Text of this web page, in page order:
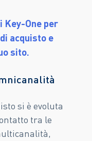
One per
acquisto e
sito.
si è evoluta
tra le